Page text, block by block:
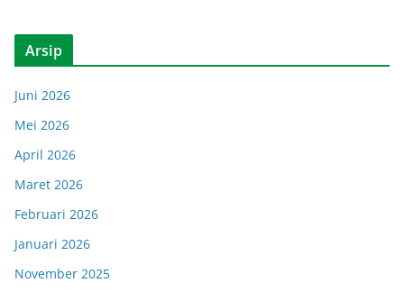
Arsip
Juni 2026
Mei 2026
April 2026
Maret 2026
Februari 2026
Januari 2026
November 2025